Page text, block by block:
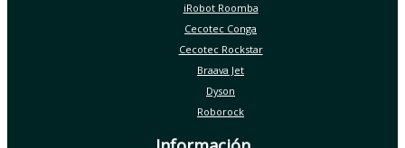
iRobot Roomba
Cecotec Conga
Cecotec Rockstar
Braava Jet
Dyson
Roborock